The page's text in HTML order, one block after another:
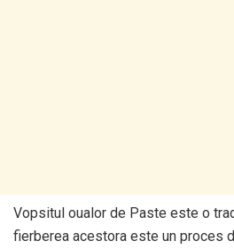
Vopsitul oualor de Paste este o
fierberea acestora este un proces